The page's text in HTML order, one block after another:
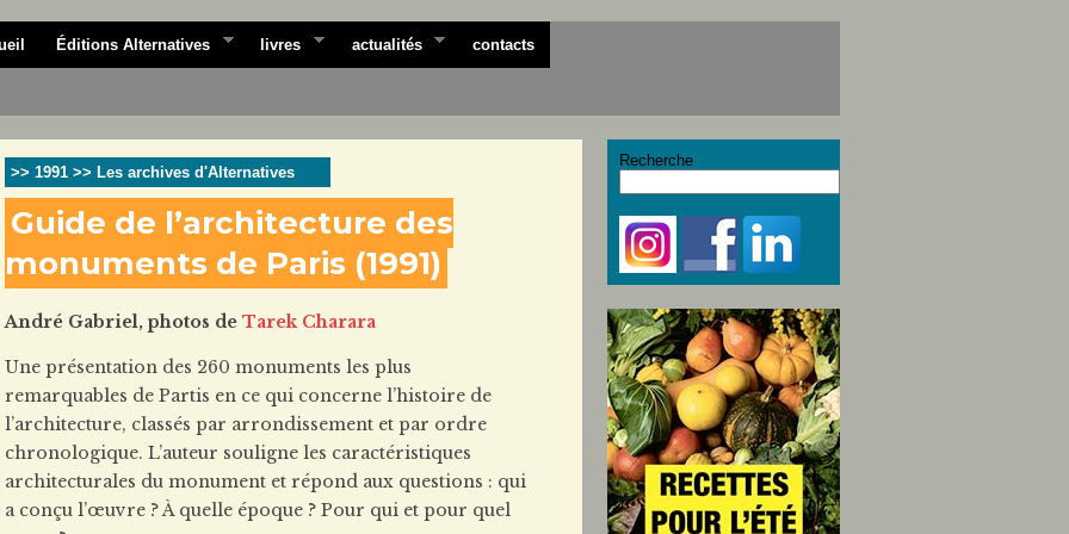
Éditions Alternatives livres actualités contacts
>> 1991 >> Les archives d'Alternatives
Guide de l’architecture des
monuments de Paris (1991)
André Gabriel, photos de Tarek Charara
Une présentation des 260 monuments les plus
remarquables de Partis en ce qui concerne l’histoire de
l’architecture, classés par arrondissement et par ordre
chronologique. L’auteur souligne les caractéristiques
architecturales du monument et répond aux questions : qui
a conçu l’œuvre ? À quelle époque ? Pour qui et pour quel
Recherche